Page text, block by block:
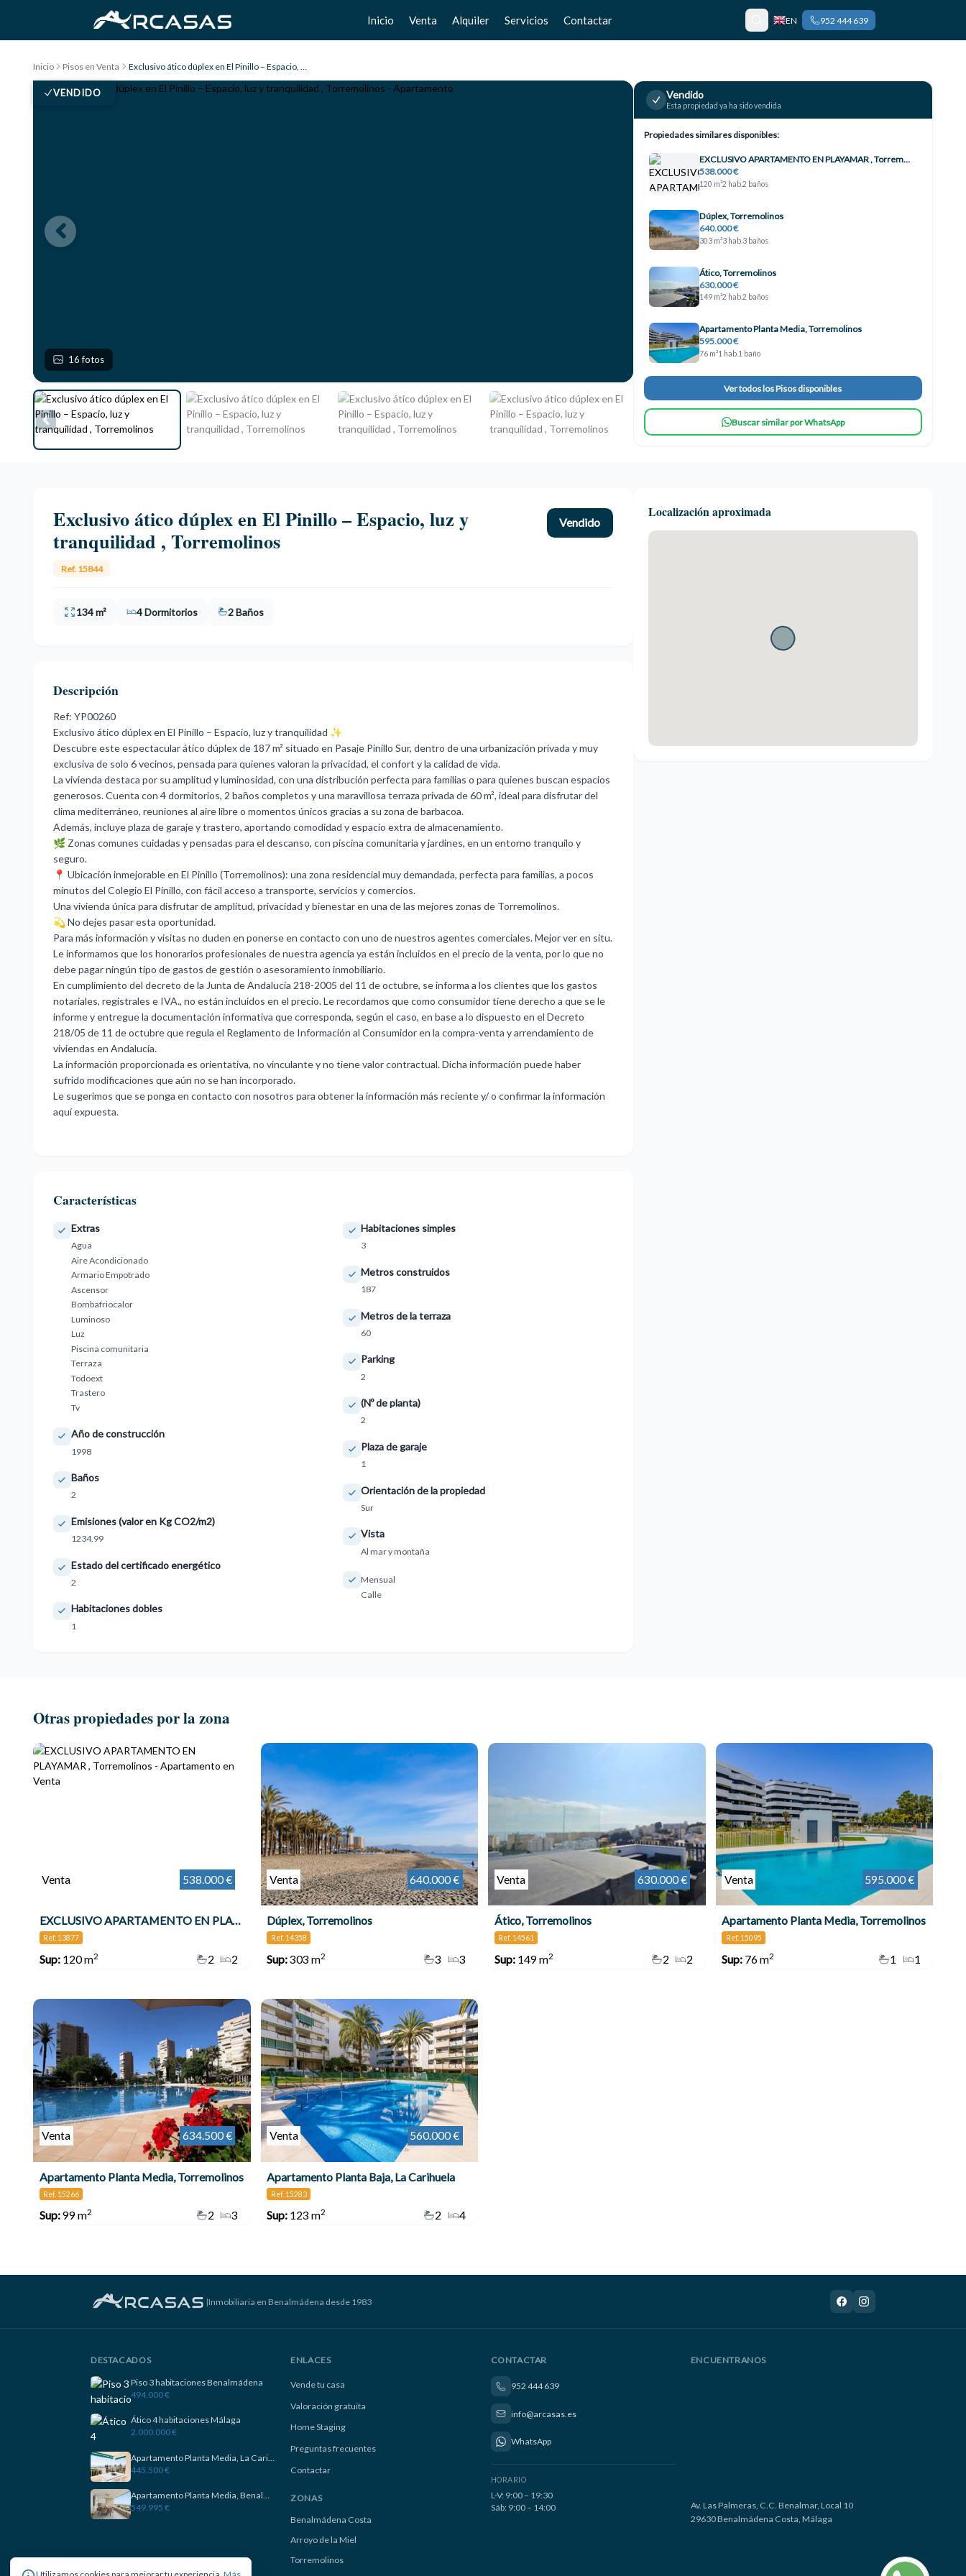
Inicio Venta
Chalets
Alquiler
Chalets
Servicios
Valoración gratuita
Contactar EN 952 444 639
Inicio Pisos en Venta Exclusivo ático dúplex en El Pinillo – Espacio, luz y tranquilidad , Torremolinos
VENDIDO
16 fotos
Vendido
Esta propiedad ya ha sido vendida
Propiedades similares disponibles:
EXCLUSIVO APARTAMENTO EN PLAYAMAR , Torremolinos
538.000 €
120 m²2 hab.2 baños
Dúplex, Torremolinos
640.000 €
303 m²3 hab. 3 baños
Ático, Torremolinos
630.000 €
149 m²2 hab.2 baños
Apartamento Planta Media, Torremolinos
595.000 €
76 m²1 hab. 1 baño
Ver todos los Pisos disponibles
Buscar similar por WhatsApp
Exclusivo ático dúplex en El Pinillo – Espacio, luz y
tranquilidad , Torremolinos
Ref. 15844
Vendido
134 m² 4 Dormitorios 2 Baños
Descripción
Ref: YP00260
Exclusivo ático dúplex en El Pinillo – Espacio, luz y tranquilidad ✨
Descubre este espectacular ático dúplex de 187 m² situado en Pasaje Pinillo Sur, dentro de una urbanización privada y muy
exclusiva de solo 6 vecinos, pensada para quienes valoran la privacidad, el confort y la calidad de vida.
La vivienda destaca por su amplitud y luminosidad, con una distribución perfecta para familias o para quienes buscan espacios
generosos. Cuenta con 4 dormitorios, 2 baños completos y una maravillosa terraza privada de 60 m², ideal para disfrutar del
clima mediterráneo, reuniones al aire libre o momentos únicos gracias a su zona de barbacoa.
Además, incluye plaza de garaje y trastero, aportando comodidad y espacio extra de almacenamiento.
🌿 Zonas comunes cuidadas y pensadas para el descanso, con piscina comunitaria y jardines, en un entorno tranquilo y
seguro.
📍 Ubicación inmejorable en El Pinillo (Torremolinos): una zona residencial muy demandada, perfecta para familias, a pocos
minutos del Colegio El Pinillo, con fácil acceso a transporte, servicios y comercios.
Una vivienda única para disfrutar de amplitud, privacidad y bienestar en una de las mejores zonas de Torremolinos.
💫 No dejes pasar esta oportunidad.
Para más información y visitas no duden en ponerse en contacto con uno de nuestros agentes comerciales. Mejor ver en situ.
Le informamos que los honorarios profesionales de nuestra agencia ya están incluidos en el precio de la venta, por lo que no
debe pagar ningún tipo de gastos de gestión o asesoramiento inmobiliario.
En cumplimiento del decreto de la Junta de Andalucía 218-2005 del 11 de octubre, se informa a los clientes que los gastos
notariales, registrales e IVA., no están incluidos en el precio. Le recordamos que como consumidor tiene derecho a que se le
informe y entregue la documentación informativa que corresponda, según el caso, en base a lo dispuesto en el Decreto
218/05 de 11 de octubre que regula el Reglamento de Información al Consumidor en la compra-venta y arrendamiento de
viviendas en Andalucía.
La información proporcionada es orientativa, no vinculante y no tiene valor contractual. Dicha información puede haber
sufrido modificaciones que aún no se han incorporado.
Le sugerimos que se ponga en contacto con nosotros para obtener la información más reciente y/ o confirmar la información
aquí expuesta.
Características
Extras
Agua
Aire Acondicionado
Armario Empotrado
Ascensor
Bombafriocalor
Luminoso
Luz
Piscina comunitaria
Terraza
Todoext
Trastero
Tv
Año de construcción
1998
Baños
2
Emisiones (valor en Kg CO2/m2)
1234.99
Estado del certificado energético
2
Habitaciones dobles
1
Habitaciones simples
3
Metros construidos
187
Metros de la terraza
60
Parking
2
(Nº de planta)
2
Plaza de garaje
1
Orientación de la propiedad
Sur
Vista
Al mar y montaña
Mensual
Calle
Localización aproximada
Otras propiedades por la zona
Venta 538.000 €
EXCLUSIVO APARTAMENTO EN PLAYAMAR , Torremolinos
Ref. 13877
Sup:120 m2 2
2
Venta 640.000 €
Dúplex, Torremolinos
Ref. 14358
Sup:303 m2 3
3
Venta 630.000 €
Ático, Torremolinos
Ref. 14561
Sup:149 m2 2
2
Venta 595.000 €
Apartamento Planta Media, Torremolinos
Ref. 15095
Sup: 76 m2 1
1
Venta 634.500 €
Apartamento Planta Media, Torremolinos
Ref. 15266
Sup:99 m2 3
2
Venta 560.000 €
Apartamento Planta Baja, La Carihuela
Ref. 15283
Sup: 123 m2 4
2
|Inmobiliaria en Benalmádena desde 1983
DESTACADOS
Piso 3 habitaciones Benalmádena
494.000 €
Ático 4 habitaciones Málaga
2.000.000 €
445.500 €
Apartamento Planta Media, Benalmadena
549.995 €
ENLACES
Vende tu casa
Valoración gratuita
Home Staging
Preguntas frecuentes
Contactar
ZONAS
Benalmádena Costa
Arroyo de la Miel
Torremolinos
CONTACTAR
952 444 639
info@arcasas.es
WhatsApp
HORARIO
L-V: 9:00 – 19:30
Sáb: 9:00 – 14:00
ENCUENTRANOS
Av. Las Palmeras, C.C. Benalmar, Local 10
29630 Benalmádena Costa, Málaga
Utilizamos cookies para mejorar tu experiencia. Más